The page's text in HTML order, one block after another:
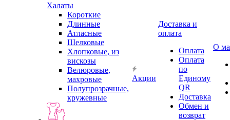
Халаты
Короткие
Длинные
Атласные
Шелковые
Хлопковые, из
вискозы
Велюровые,
махровые
Полупрозрачные,
кружевные
Акции
Доставка и
оплата
Оплата
Оплата
по
Единому
QR
Доставка
Обмен и
возврат
О